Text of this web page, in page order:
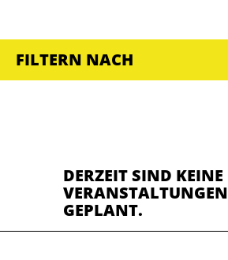
FILTERN NACH
DERZEIT SIND KEINE
VERANSTALTUNGEN
GEPLANT.